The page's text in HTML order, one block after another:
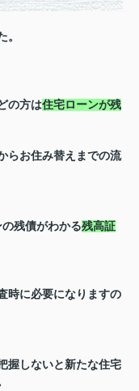
。
の方は住宅ローンが残
らお住み替えまでの流
残債がわかる残高証
時に必要になりますの
握しないと新たな住宅